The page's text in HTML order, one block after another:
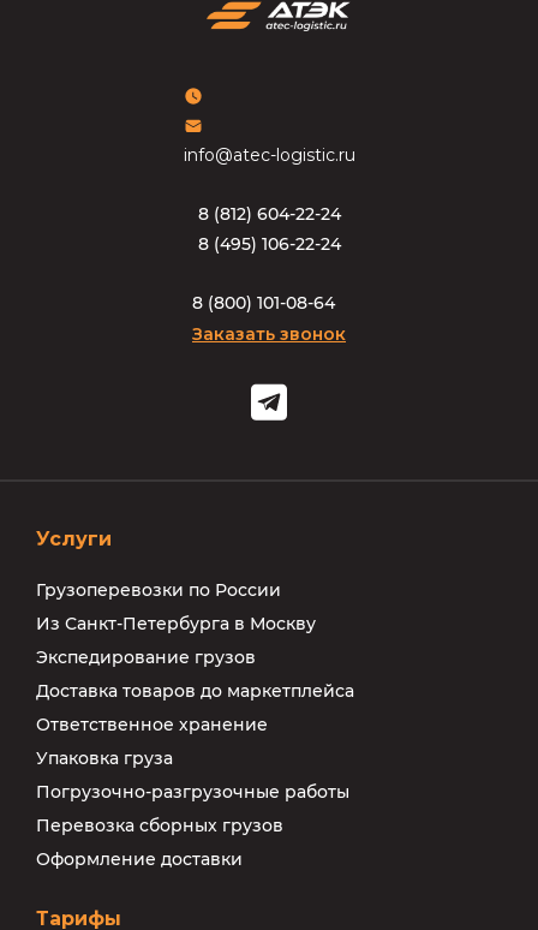
info@atec-logistic.ru
8 (812) 604-22-24
8 (495) 106-22-24
8 (800) 101-08-64
Заказать звонок
Услуги
Грузоперевозки по России
Из Санкт-Петербурга в Москву
Экспедирование грузов
Доставка товаров до маркетплейса
Ответственное хранение
Упаковка груза
Погрузочно-разгрузочные работы
Перевозка сборных грузов
Оформление доставки
Тарифы